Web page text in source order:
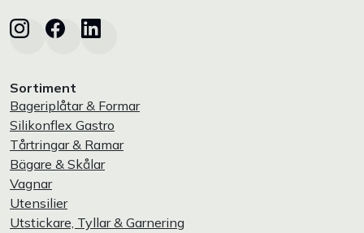
Sortiment
Bageriplåtar & Formar
Silikonflex Gastro
Tårtringar & Ramar
Bägare & Skålar
Vagnar
Utensilier
Utstickare, Tyllar & Garnering